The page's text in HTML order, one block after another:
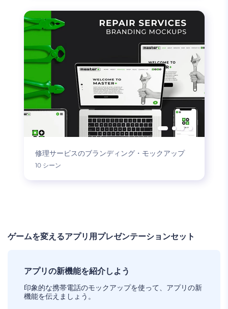
修理サービスのブランディング・モックアップ
10 シーン
ゲームを変えるアプリ用プレゼンテーションセット
アプリの新機能を紹介しよう
印象的な携帯電話のモックアップを使って、アプリの新
機能を伝えましょう。